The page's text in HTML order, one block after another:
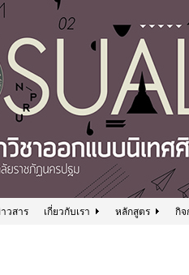
วสาร เกี่ยวกับเรา หลักสูตร กิจ